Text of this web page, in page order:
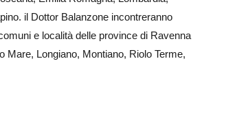
il Dottor Balanzone incontreranno
e località delle province di Ravenna
Longiano, Montiano, Riolo Terme,